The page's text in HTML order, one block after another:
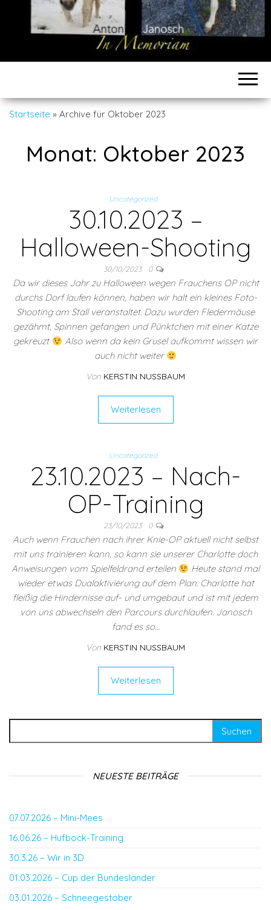
Startseite » Archive für Oktober 2023
Monat: Oktober 2023
Uncategorized
30.10.2023 –
Halloween-Shooting
30/10/2023 0
Da wir dieses Jahr zu Halloween wegen Frauchens OP nicht
durchs Dorf laufen können, haben wir halt ein kleines Foto-
Shooting am Stall veranstaltet. Dazu wurden Fledermäuse
gezähmt, Spinnen gefangen und Pünktchen mit einer Katze
gekreuzt
Also wenn da kein Grusel aufkommt wissen wir
auch nicht weiter
Von KERSTIN NUSSBAUM
Weiterlesen
Uncategorized
23.10.2023 – Nach-
OP-Training
23/10/2023 0
Auch wenn Frauchen nach ihrer Knie-OP aktuell nicht selbst
mit uns trainieren kann, so kann sie unserer Charlotte doch
Anweisungen vom Spielfeldrand erteilen
Heute stand mal
wieder etwas Dualaktivierung auf dem Plan. Charlotte hat
fleißig die Hindernisse auf- und umgebaut und ist mit jedem
von uns abwechseln den Parcours durchlaufen. Janosch
fand es so…
Von KERSTIN NUSSBAUM
Weiterlesen
NEUESTE BEITRÄGE
07.07.2026 – Mini-Mees
16.06.26 – Hufbock-Training
30.3.26 – Wir in 3D
01.03.2026 – Cup der Bundesländer
03.01.2026 – Schneegestöber